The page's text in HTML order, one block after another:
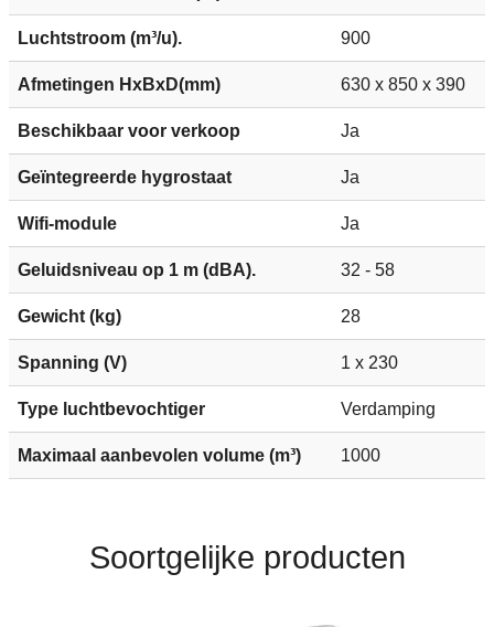
Luchtstroom (m³/u). 900
Afmetingen HxBxD(mm) 630 x 850 x 390
Beschikbaar voor verkoop Ja
Geïntegreerde hygrostaat Ja
Wifi-module Ja
Geluidsniveau op 1 m (dBA). 32 - 58
Gewicht (kg) 28
Spanning (V) 1 x 230
Type luchtbevochtiger Verdamping
Maximaal aanbevolen volume (m³) 1000
Soortgelijke producten